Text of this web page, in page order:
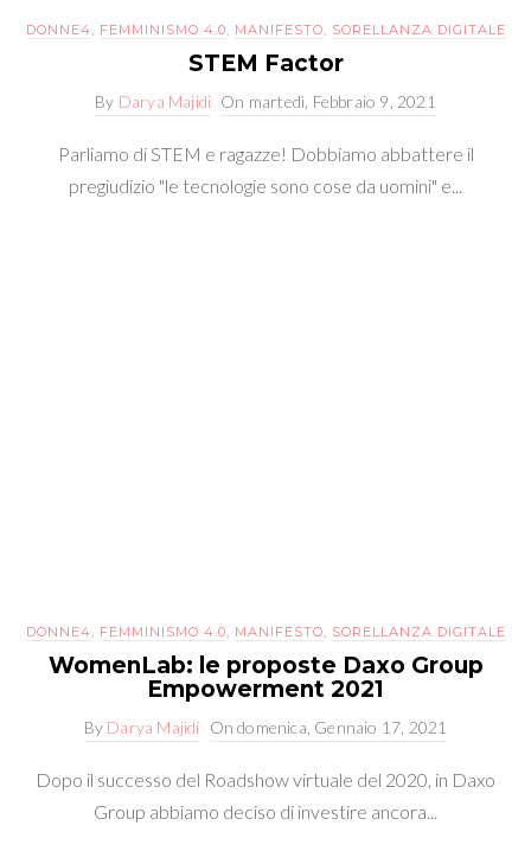
DONNE4 FEMMINISMO 4.0 MANIFESTO SORELLANZA DIGITALE
STEM Factor
By Darya Majidi On martedì, Febbraio 9, 2021
Parliamo di STEM e ragazze! Dobbiamo abbattere il
pregiudizio "le tecnologie sono cose da uomini" e...
DONNE4, FEMMINISMO 4.0, MANIFESTO, SORELLANZA DIGITALE
WomenLab: le proposte Daxo Group
Empowerment 2021
By Darya Majidi Ondomenica, Gennaio 17, 2021
Dopo il successo del Roadshow virtuale del 2020, in Daxo
Group abbiamo deciso di investire ancora...